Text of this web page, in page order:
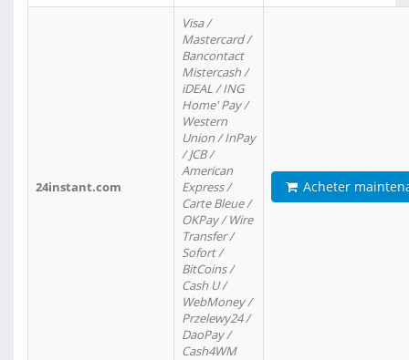
24instant.com
Visa /
Mastercard /
Bancontact
Mistercash /
iDEAL / ING
Home' Pay /
Western
Union / InPay
/ JCB /
American
Express /
Carte Bleue /
OKPay / Wire
Transfer /
Sofort /
BitCoins /
Cash U /
WebMoney /
Przelewy24 /
DaoPay /
Cash4WM
Acheter